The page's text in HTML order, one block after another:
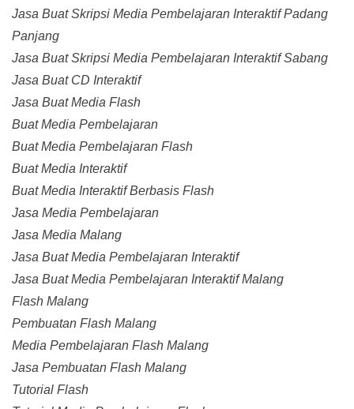
Jasa Buat Skripsi Media Pembelajaran Interaktif Padang
Panjang
Jasa Buat Skripsi Media Pembelajaran Interaktif Sabang
Jasa Buat CD Interaktif
Jasa Buat Media Flash
Buat Media Pembelajaran
Buat Media Pembelajaran Flash
Buat Media Interaktif
Buat Media Interaktif Berbasis Flash
Jasa Media Pembelajaran
Jasa Media Malang
Jasa Buat Media Pembelajaran Interaktif
Jasa Buat Media Pembelajaran Interaktif Malang
Flash Malang
Pembuatan Flash Malang
Media Pembelajaran Flash Malang
Jasa Pembuatan Flash Malang
Tutorial Flash